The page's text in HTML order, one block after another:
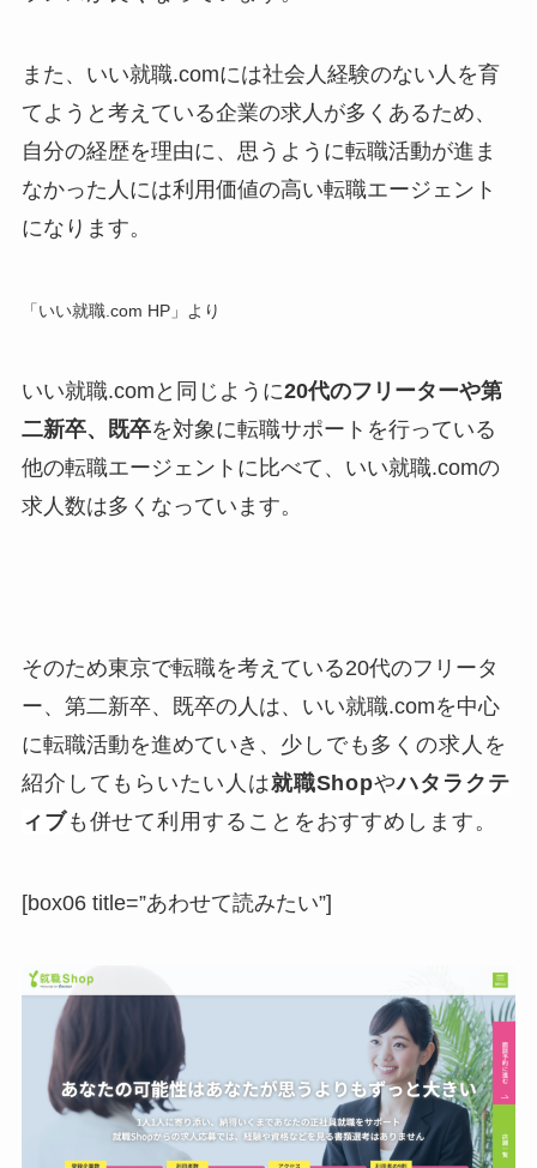
また、いい就職.comには社会人経験のない人を育
てよう と考えている企業の求人が多くあるため、
自分の経歴を理由に、思うように転職活動が進ま
なかった人には利用価値の高い転職エージェント
になります。
「いい就職.com HP」より
いい就職.comと同じように20代のフリーターや第
二新卒、既卒を対象に転職サポートを行っている
他の転職エージェントに比べて、いい就職.comの
求人数は多くなっています。
そのため東京で転職を考えている20代のフリータ
ー、第二新卒、既卒の人は、いい就職.comを中心
に転職活動を進めていき、 少しでも多くの求人を
紹介してもらいたい人は就職Shopやハタラクテ
ィブも併せて利用することをおすすめします。
[box06 title=”あわせて読みたい”]